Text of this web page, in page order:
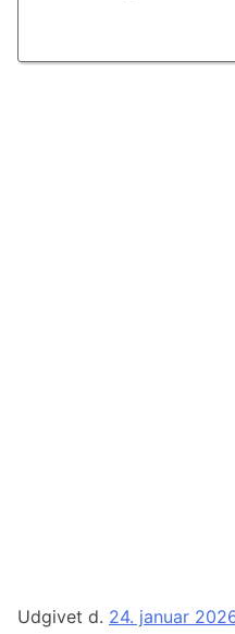
Udgivet d. 24. januar